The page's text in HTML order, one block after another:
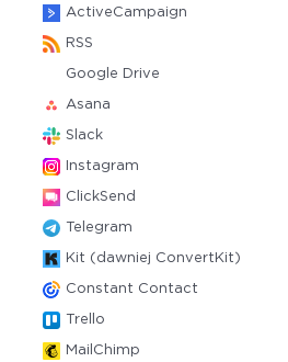
ActiveCampaign
RSS
Google Drive
Asana
Slack
Instagram
ClickSend
Telegram
Kit (dawniej ConvertKit)
Constant Contact
Trello
MailChimp